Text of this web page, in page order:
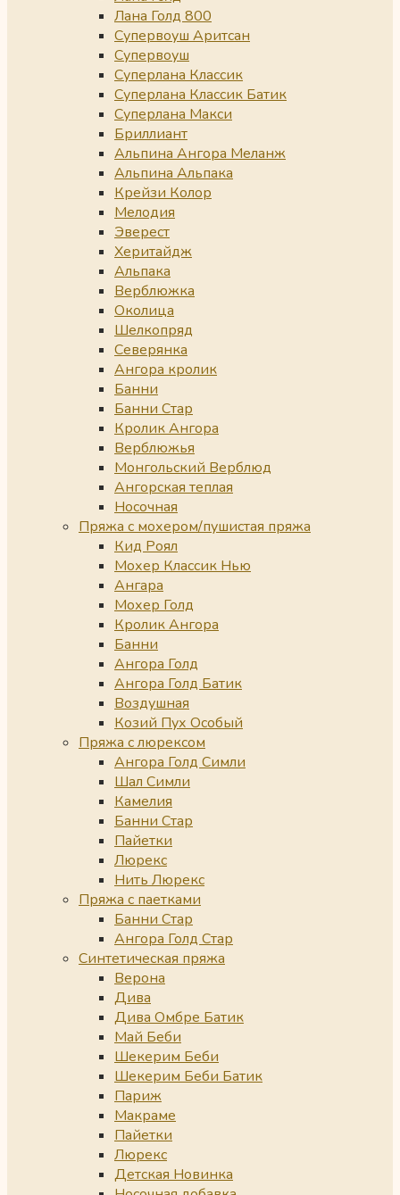
Лана Голд 800
Супервоуш Аритсан
Супервоуш
Суперлана Классик
Суперлана Классик Батик
Суперлана Макси
Бриллиант
Альпина Ангора Меланж
Альпина Альпака
Крейзи Колор
Мелодия
Эверест
Херитайдж
Альпака
Верблюжка
Околица
Шелкопряд
Северянка
Ангора кролик
Банни
Банни Стар
Кролик Ангора
Верблюжья
Монгольский Верблюд
Ангорская теплая
Носочная
Пряжа с мохером/пушистая пряжа
Кид Роял
Мохер Классик Нью
Ангара
Мохер Голд
Кролик Ангора
Банни
Ангора Голд
Ангора Голд Батик
Воздушная
Козий Пух Особый
Пряжа с люрексом
Ангора Голд Симли
Шал Симли
Камелия
Банни Стар
Пайетки
Люрекс
Нить Люрекс
Пряжа с паетками
Банни Стар
Ангора Голд Стар
Синтетическая пряжа
Верона
Дива
Дива Омбре Батик
Май Беби
Шекерим Беби
Шекерим Беби Батик
Париж
Макраме
Пайетки
Люрекс
Детская Новинка